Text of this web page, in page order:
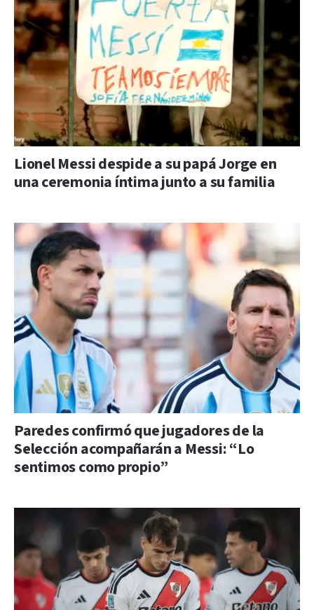
Lionel Messi despide a su papá Jorge en
una ceremonia íntima junto a su familia
Paredes confirmó que jugadores de la
Selección acompañarán a Messi: “Lo
sentimos como propio”